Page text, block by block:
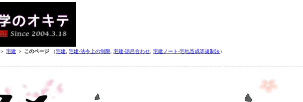
＞ 宅建 ＞ このページ （宅建 宅建‐法令上の制限 宅建‐語呂合わせ 宅建ノート‐宅地造成等規制法）